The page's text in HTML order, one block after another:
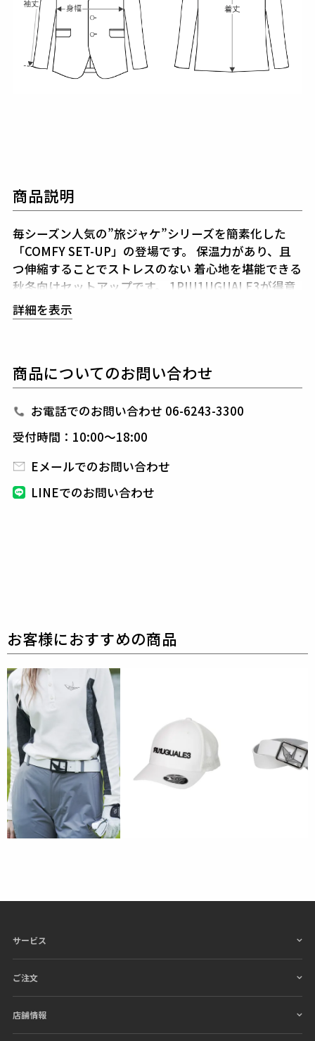
商品説明
毎シーズン人気の”旅ジャケ”シリーズを簡素化した
「COMFY SET-UP」の登場です。 保温力があり、且
つ伸縮することでストレスのない 着心地を堪能できる
秋冬向けセットアップです。 1PIU1UGUALE3が得意
とするシャープで美しいシルエットに加え
レッチ素材と3Dパターン&立体裁断により細身ながら
しています。インナーはシャツに限らず、ニットやカ
ットソーと合わせても品格を保つことができ、快適性
とドレス性を兼ね備えシーンを選ばない万能セットア
素材
WOOL HYBRID BONDING JERSEY
outer
いハリ感も持たせた高級感のあるハイブリッド素材で
詳細を表示
商品についてのお問い合わせ
お電話でのお問い合わせ 06-6243-3300
受付時間：10:00～18:00
Eメールでのお問い合わせ
LINEでのお問い合わせ
サービス
ご注文
店舗情報